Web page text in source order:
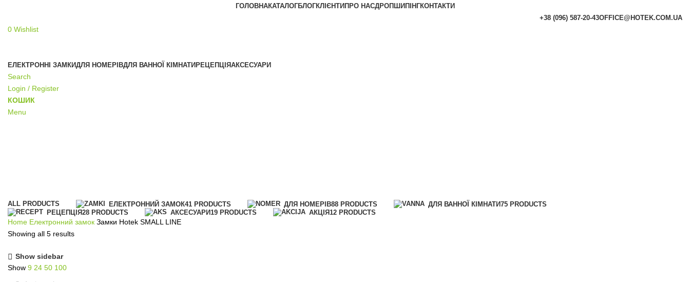
ГОЛОВНАКАТАЛОГБЛОГКЛІЄНТИ ПРО НАСДРОПШИПІНГКОНТАКТИ
+38 (096) 587-20-43OFFICE@HOTEK.COM.UA
0 Wishlist
ЕЛЕКТРОННІ ЗАМКИДЛЯ НОМЕРІВДЛЯ ВАННОЇ КІМНАТИ РЕЦЕПЦІЯАКСЕСУАРИ
Search
Login / Register
КОШИК
Menu
ALL PRODUCTS ЕЛЕКТРОННИЙ ЗАМОК41 PRODUCTS ДЛЯ НОМЕРІВ88 PRODUCTS ДЛЯ ВАННОЇ КІМНАТИ75 PRODUCTS
РЕЦЕПЦІЯ28 PRODUCTS АКСЕСУАРИ19 PRODUCTS АКЦІЯ12 PRODUCTS
Home Електронний замок Замки Hotek SMALL LINE
Showing all 5 results
Show sidebar
Show 9 24 50 100